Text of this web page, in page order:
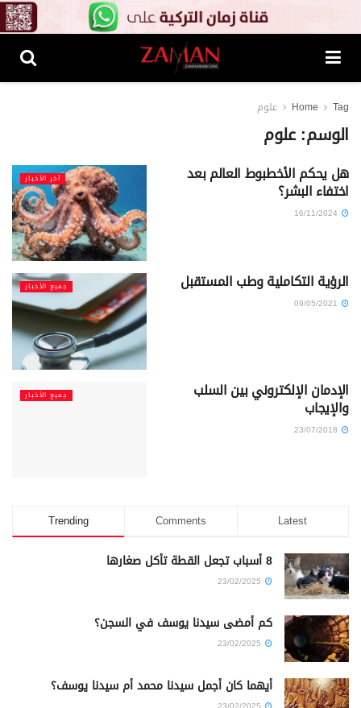
Home Tag علوم
الوسم:علوم
آخر الأخبار هل يحكم الأخطبوط العالم بعد
اختفاء البشر؟
جميع الأخبار الرؤية التكاملية وطب المستقبل
جميع الأخبار الإدمان الإلكتروني بين السلب
والإيجاب
Trending Comments Latest
8 أسباب تجعل القطة تأكل صغارها
كم أمضى سيدنا يوسف في السجن؟
أيهما كان أجمل سيدنا محمد أم سيدنا يوسف؟